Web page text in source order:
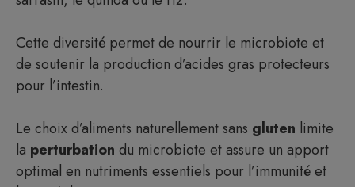
Cette diversité permet de nourrir le microbiote et
de soutenir la production d’acides gras protecteurs
pour l’intestin.
Le choix d’aliments naturellement sans gluten limite
la perturbation du microbiote et assure un apport
optimal en nutriments essentiels pour l’immunité et